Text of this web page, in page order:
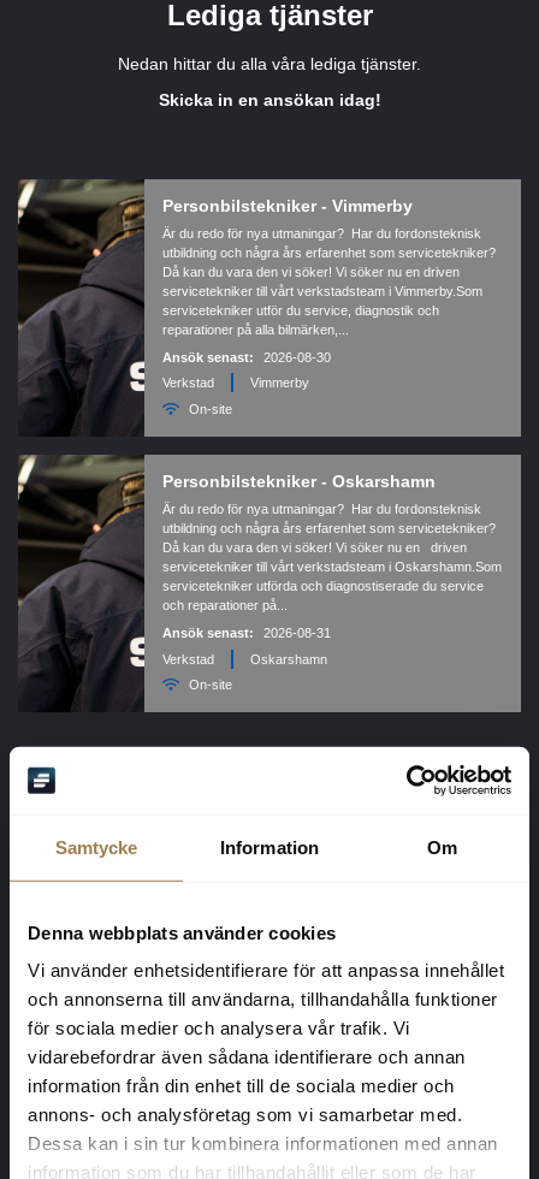
Samtycke Information Om
Denna webbplats använder cookies
Vi använder enhetsidentifierare för att anpassa innehållet
och annonserna till användarna, tillhandahålla funktioner
för sociala medier och analysera vår trafik. Vi
vidarebefordrar även sådana identifierare och annan
information från din enhet till de sociala medier och
annons- och analysföretag som vi samarbetar med.
Dessa kan i sin tur kombinera informationen med annan
information som du har tillhandahållit eller som de har